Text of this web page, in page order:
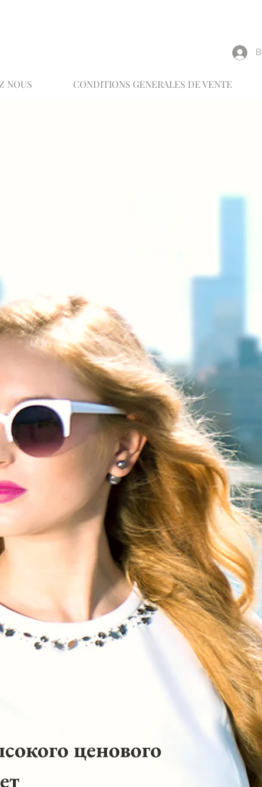
NOUS CONDITIONS GENERALES DE VENTE
ценового